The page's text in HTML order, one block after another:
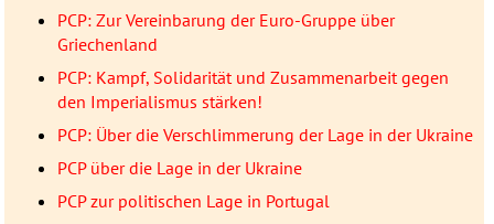
PCP: Zur Vereinbarung der Euro-Gruppe über
Griechenland
PCP: Kampf, Solidarität und Zusammenarbeit gegen
den Imperialismus stärken!
PCP: Über die Verschlimmerung der Lage in der Ukraine
PCP über die Lage in der Ukraine
PCP zur politischen Lage in Portugal